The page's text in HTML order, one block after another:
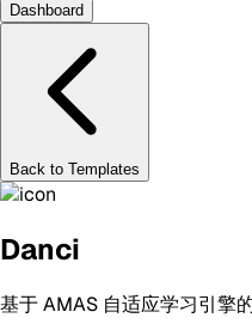
Dashboard
Back to Templates
Danci
基于 AMAS 自适应学习引擎